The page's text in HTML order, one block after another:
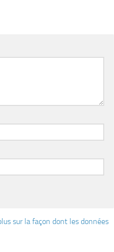
sur la façon dont les données